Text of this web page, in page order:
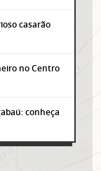
casarão
no Centro
conheça